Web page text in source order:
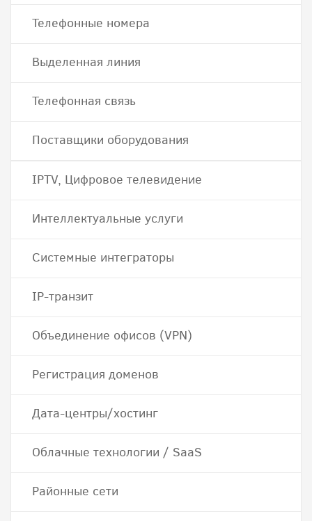
Телефонные номера
Выделенная линия
Телефонная связь
Поставщики оборудования
IPTV, Цифровое телевидение
Интеллектуальные услуги
Системные интеграторы
IP-транзит
Объединение офисов (VPN)
Регистрация доменов
Дата-центры/хостинг
Облачные технологии / SaaS
Районные сети